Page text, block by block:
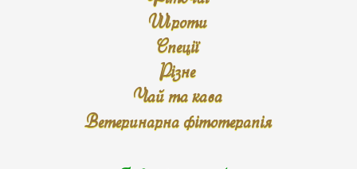
Шроти
Спеції
Різне
Чай та кава
Ветеринарна фітотерапія